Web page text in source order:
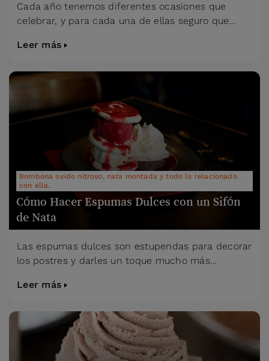
Cada año tenemos diferentes ocasiones que
celebrar, y para cada una de ellas seguro que…
Leer más
Bombona oxido nitroso, nata montada y todo lo relacionado
con ella.
Cómo Hacer Espumas Dulces con un Sifón
de Nata
Las espumas dulces son estupendas para decorar
los postres y darles un toque mucho más…
Leer más